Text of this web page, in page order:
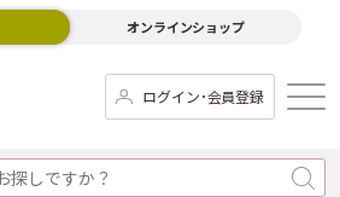
オンラインショップ
ログイン･会員登録